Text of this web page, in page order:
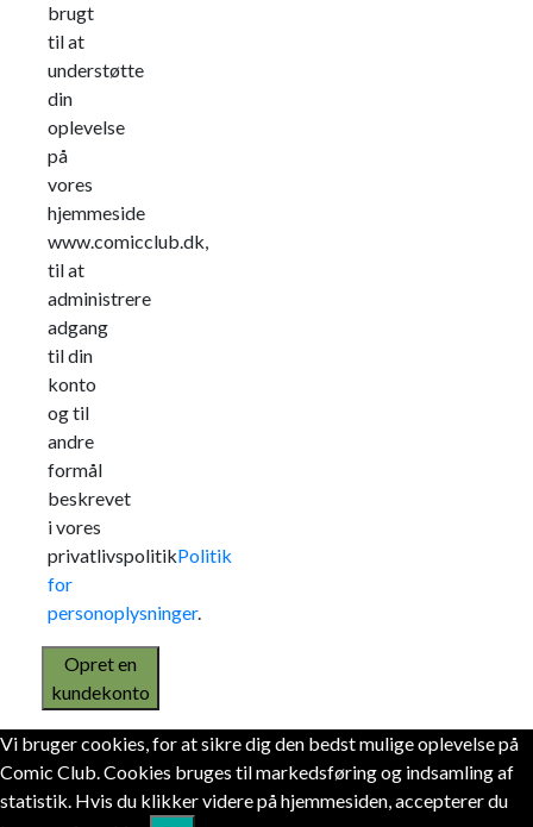
brugt
til at
understøtte
din
oplevelse
på
vores
hjemmeside
www.comicclub.dk,
til at
administrere
adgang
til din
konto
og til
andre
formål
beskrevet
i vores
privatlivspolitikPolitik
for
personoplysninger.
Opret en
kundekonto
Vi bruger cookies, for at sikre dig den bedst mulige oplevelse på
Comic Club. Cookies bruges til markedsføring og indsamling af
statistik. Hvis du klikker videre på hjemmesiden, accepterer du